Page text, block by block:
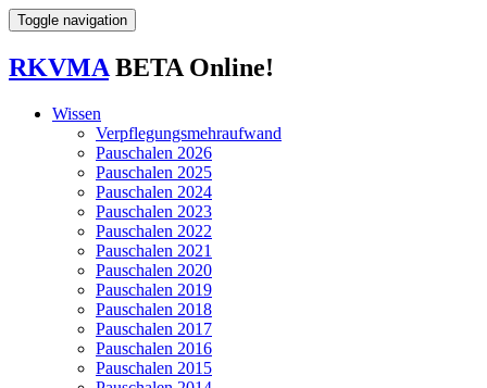
Toggle navigation
RKVMA BETA Online!
Wissen
Verpflegungs­mehr­aufwand
Pauschalen 2026
Pauschalen 2025
Pauschalen 2024
Pauschalen 2023
Pauschalen 2022
Pauschalen 2021
Pauschalen 2020
Pauschalen 2019
Pauschalen 2018
Pauschalen 2017
Pauschalen 2016
Pauschalen 2015